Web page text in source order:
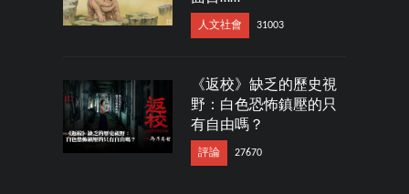
人文社會 31003
《返校》缺乏的歷史視
野：白色恐怖鎮壓的只
有自由嗎？
評論 27670